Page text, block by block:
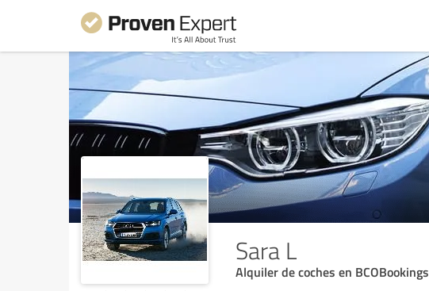
Sara L
Alquiler de coches en BCOBookings